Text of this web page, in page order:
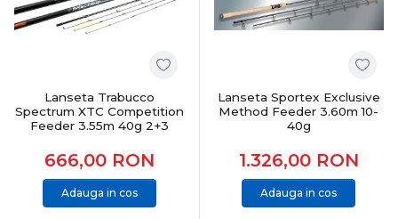
Lanseta Trabucco
Spectrum XTC Competition
Feeder 3.55m 40g 2+3
666,00 RON
Adauga in cos
Lanseta Sportex Exclusive
Method Feeder 3.60m 10-
40g
1.326,00 RON
Adauga in cos